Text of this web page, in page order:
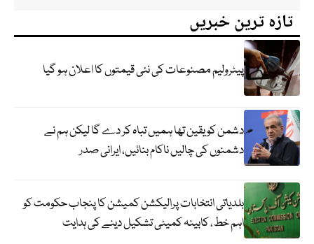
تازہ ترین خبریں
پیٹرولیم مصنوعات کی نئی قیمتوں کا اعلان ہو گیا
دشمن کو یقین تھا ہمیں تباہ کر دے گا لیکن ہم نے
دشمنوں کی چالیں ناکام بنائیں، ایرانی صدر
بلدیاتی انتخابات پرالیکشن کمیشن کا پنجاب حکومت کو
اہم خط، کابینہ کمیٹی تشکیل دینے کی ہدایت